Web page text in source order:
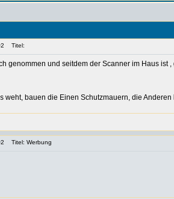
Titel:
genommen und seitdem der Scanner im Haus ist
weht, bauen die Einen Schutzmauern, die
Titel: Werbung